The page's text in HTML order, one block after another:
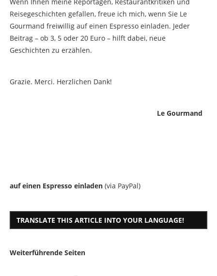
Wenn Ihnen meine Reportagen, Restaurantkritiken und
Reisegeschichten gefallen, freue ich mich, wenn Sie Le
Gourmand freiwillig auf einen Espresso einladen. Jeder
Beitrag – ob 3, 5 oder 20 Euro – hilft dabei, neue
Geschichten zu erzählen.
Grazie. Merci. Herzlichen Dank!
Le Gourmand
auf einen Espresso einladen (via PayPal)
TRANSLATE THIS ARTICLE INTO YOUR LANGUAGE!
Weiterführende Seiten